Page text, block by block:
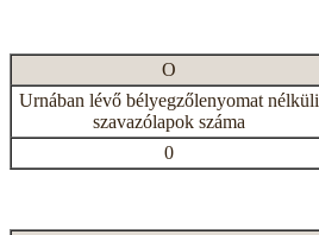
O
Urnában lévő bélyegzőlenyomat nélküli
szavazólapok száma
0